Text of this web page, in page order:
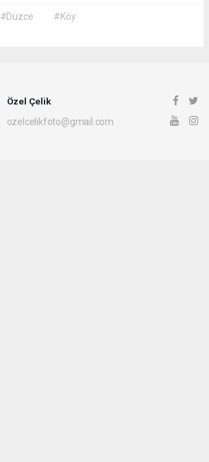
#Düzce #Köy
Özel Çelik
ozelcelikfoto@gmail.com